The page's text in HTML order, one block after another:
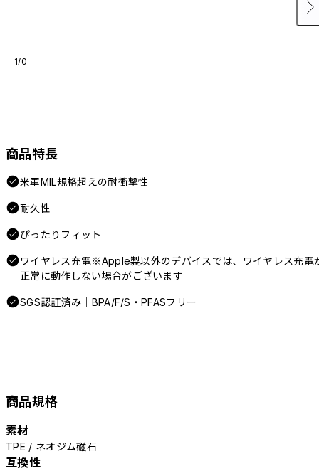
1/0
商品特長
米軍MIL規格超えの耐衝撃性
耐久性
ぴったりフィット
ワイヤレス充電※Apple製以外のデバイスでは、ワイヤレス充電
正常に動作しない場合がございます
SGS認証済み｜BPA/F/S・PFASフリー
商品規格
素材
TPE / ネオジム磁石
互換性